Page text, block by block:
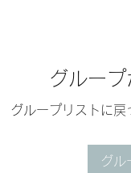
グルー
グループリストに
グル